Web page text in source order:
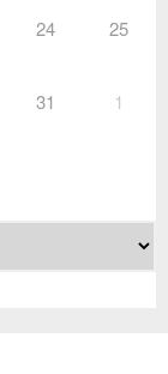
24 25
31 1